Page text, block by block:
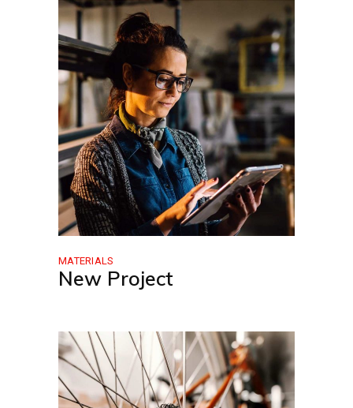
MATERIALS
New Project